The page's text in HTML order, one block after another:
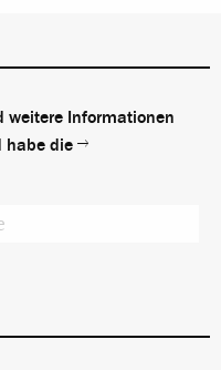
weitere Informationen
habe die